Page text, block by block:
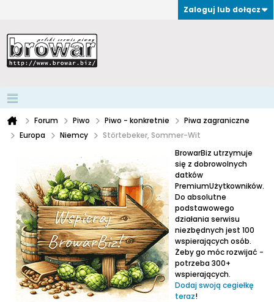
Zaloguj lub dołącz
Forum Piwo Piwo - konkretnie
Piwa zagraniczne
Europa
Niemcy
Störtebeker, Sommer-Wit
BrowarBiz utrzymuje
się z dobrowolnych
datków
PremiumUżytkowników.
Do absolutne
podstawowego
działania serwisu
niezbędnych jest 100
wspierających osób.
Żeby go móc rozwijać -
potrzeba 300+
wspierających.
Dodaj swoją cegiełkę
teraz!